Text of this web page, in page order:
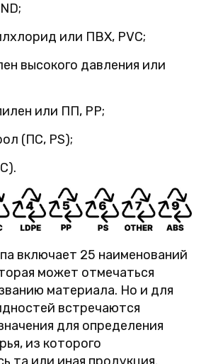
или ПВХ, PVC;
высокого давления или
или ПП, PP;
(ПС, PS);
включает 25 наименований
может отмечаться
материала. Но и для
встречаются
для определения
из которого